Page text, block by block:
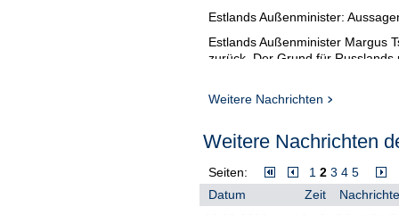
Estlands Außenminister:
Estlands Außenminister Margus
zurück. Der Grund für
der Krieg in Georgien 2008
"In unserer Region wurde
Russland ausgehenden
wirtschaftlichen
Stream-Pipeline dazu
Weitere Nachrichten
Weitere Nachrichten
Seiten: 1 2 3 4 5
Datum
Zeit